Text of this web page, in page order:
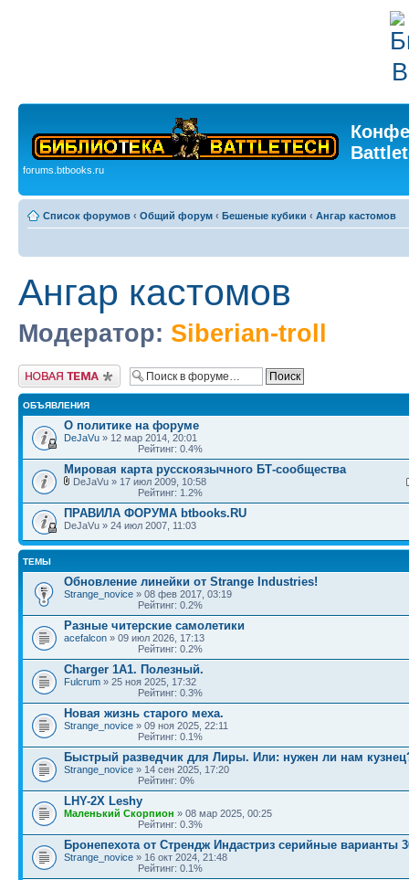
forums.btbooks.ru
Список форумов ‹ Общий форум ‹ Бешеные кубики ‹ Ангар кастомов
Ангар кастомов
Модератор: Siberian-troll
Новая тема
ОБЪЯВЛЕНИЯ
О политике на форуме
DeJaVu » 12 мар 2014, 20:01
Рейтинг: 0.4%
Мировая карта русскоязычного БТ-сообщества
DeJaVu » 17 июл 2009, 10:58
Рейтинг: 1.2%
ПРАВИЛА ФОРУМА btbooks.RU
DeJaVu » 24 июл 2007, 11:03
ТЕМЫ
Обновление линейки от Strange Industries!
Strange_novice » 08 фев 2017, 03:19
Рейтинг: 0.2%
Разные читерские самолетики
acefalcon » 09 июл 2026, 17:13
Рейтинг: 0.2%
Charger 1A1. Полезный.
Fulcrum » 25 ноя 2025, 17:32
Рейтинг: 0.3%
Новая жизнь старого меха.
Strange_novice » 09 ноя 2025, 22:11
Рейтинг: 0.1%
Быстрый разведчик для Лиры. Или: нужен ли нам
Strange_novice » 14 сен 2025, 17:20
Рейтинг: 0%
LHY-2X Leshy
Маленький Скорпион » 08 мар 2025, 00:25
Рейтинг: 0.3%
Бронепехота от Стрендж Индастриз серийные варианты
Strange_novice » 16 окт 2024, 21:48
Рейтинг: 0.1%